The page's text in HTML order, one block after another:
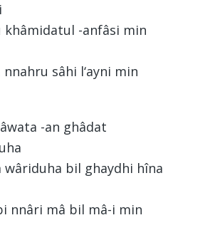
khâmidatul -anfâsi min
nnahru sâhi l‘ayni min
-an ghâdat
wâriduha bil ghaydhi hîna
nnâri mâ bil mâ-i min